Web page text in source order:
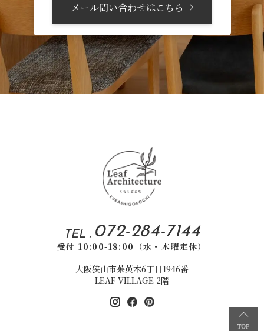
メール問い合わせはこちら
TEL . 072-284-7144
受付 10:00-18:00（水・木曜定休）
大阪狭山市茱萸木6丁目1946番
LEAF VILLAGE 2階